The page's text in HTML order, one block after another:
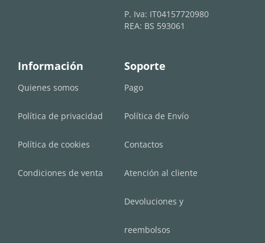
P. Iva: IT04157720980
REA: BS 593061
Información
Quienes somos
Política de privacidad
Política de cookies
Condiciones de venta
Soporte
Pago
Política de Envío
Contactos
Atención al cliente
Devoluciones y
reembolsos